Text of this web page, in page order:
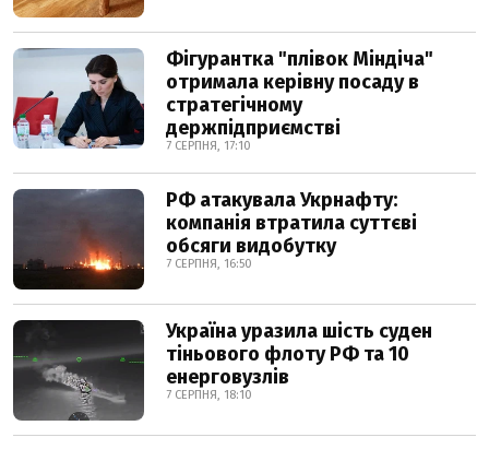
Фігурантка "плівок Міндіча"
отримала керівну посаду в
стратегічному
держпідприємстві
7 СЕРПНЯ, 17:10
РФ атакувала Укрнафту:
компанія втратила суттєві
обсяги видобутку
7 СЕРПНЯ, 16:50
Україна уразила шість суден
тіньового флоту РФ та 10
енерговузлів
7 СЕРПНЯ, 18:10